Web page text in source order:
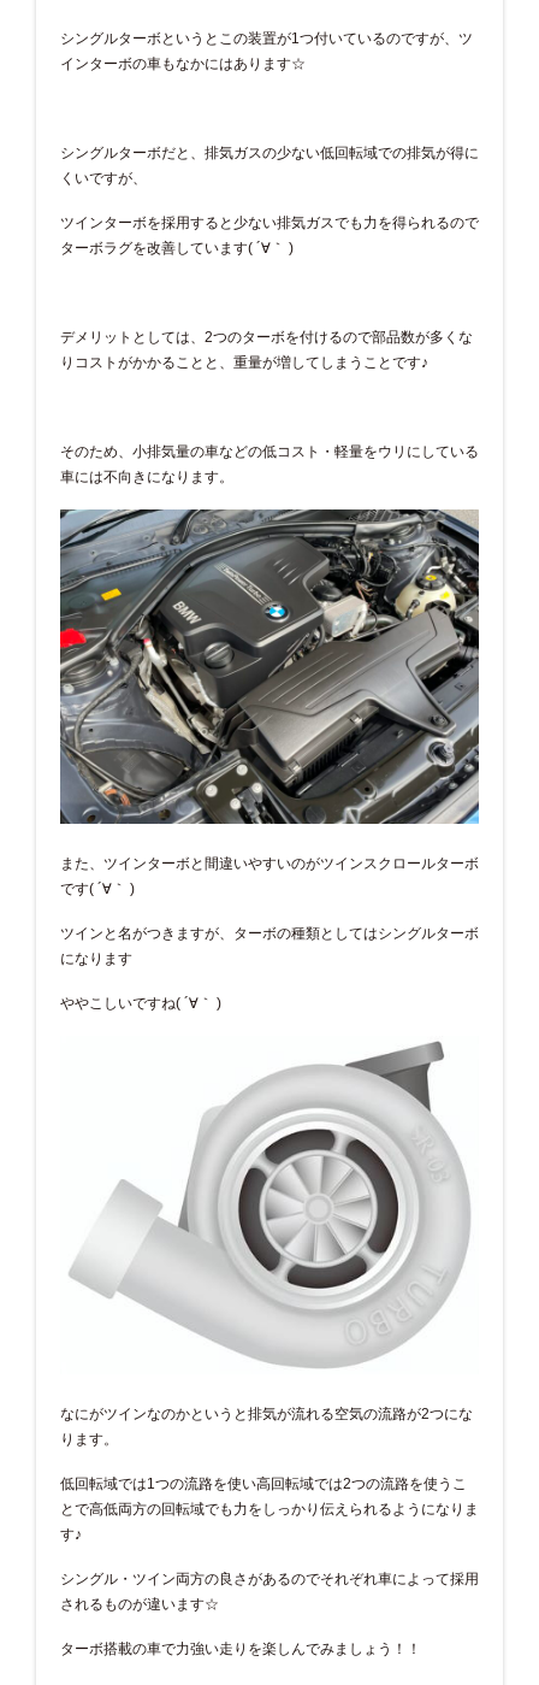
シングルターボというとこの装置が1つ付いているのですが、ツ
インターボの車もなかにはあります☆
シングルターボだと、排気ガスの少ない低回転域での排気が得に
くいですが、
ツインターボを採用すると少ない排気ガスでも力を得られるので
ターボラグを改善しています( ´∀｀ )
デメリットとしては、2つのターボを付けるので部品数が多くな
りコストがかかることと、重量が増してしまうことです♪
そのため、小排気量の車などの低コスト・軽量をウリにしている
車には不向きになります。
また、ツインターボと間違いやすいのがツインスクロールターボ
です( ´∀｀ )
ツインと名がつきますが、ターボの種類としてはシングルターボ
になります
ややこしいですね( ´∀｀ )
なにがツインなのかというと排気が流れる空気の流路が2つにな
ります。
低回転域では1つの流路を使い高回転域では2つの流路を使うこ
とで高低両方の回転域でも力をしっかり伝えられるようになりま
す♪
シングル・ツイン両方の良さがあるのでそれぞれ車によって採用
されるものが違います☆
ターボ搭載の車で力強い走りを楽しんでみましょう！！